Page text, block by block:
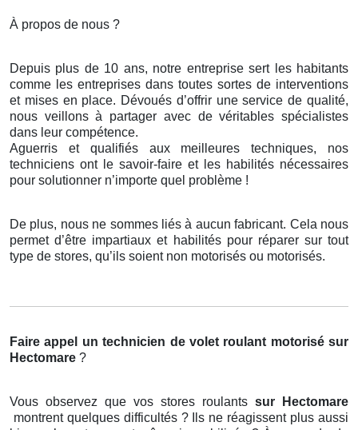
À propos de nous ?
Depuis plus de 10 ans, notre entreprise sert les habitants
comme les entreprises dans toutes sortes de interventions
et mises en place. Dévoués d’offrir une service de qualité,
nous veillons à partager avec de véritables spécialistes
dans leur compétence.
Aguerris et qualifiés aux meilleures techniques, nos
techniciens ont le savoir-faire et les habilités nécessaires
pour solutionner n’importe quel problème !
De plus, nous ne sommes liés à aucun fabricant. Cela nous
permet d’être impartiaux et habilités pour réparer sur tout
type de stores, qu’ils soient non motorisés ou motorisés.
Faire appel un technicien de volet roulant motorisé sur
Hectomare ?
Vous observez que vos stores roulants sur Hectomare
montrent quelques difficultés ? Ils ne réagissent plus aussi